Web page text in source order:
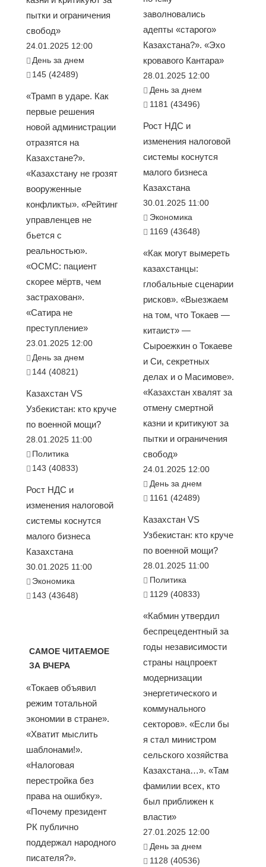
пытки и ограничения
свобод»
24.01.2025 12:00
День за днем
145 (42489)
«Трамп в ударе. Как
первые решения
новой администрации
отразятся на
Казахстане?».
«Казахстану не грозят
вооруженные
конфликты». «Рейтинг
управленцев не
бьется с
реальностью».
«ОСМС: пациент
скорее мёртв, чем
застрахован».
«Сатира не
преступление»
23.01.2025 12:00
День за днем
144 (40821)
Казахстан VS
Узбекистан: кто круче
по военной мощи?
28.01.2025 11:00
Политика
143 (40833)
Рост НДС и
изменения налоговой
системы коснутся
малого бизнеса
Казахстана
30.01.2025 11:00
Экономика
143 (43648)
САМОЕ ЧИТАЕМОЕ
ЗА ВЧЕРА
«Токаев объявил
режим тотальной
экономии в стране».
«Хватит мыслить
шаблонами!».
«Налоговая
перестройка без
права на ошибку».
«Почему президент
РК публично
поддержал народного
писателя?».
заволновались
адепты «старого»
Казахстана?». «Эхо
кровавого Кантара»
28.01.2025 12:00
День за днем
1181 (43496)
Рост НДС и
изменения налоговой
системы коснутся
малого бизнеса
Казахстана
30.01.2025 11:00
Экономика
1169 (43648)
«Как могут вымереть
казахстанцы:
глобальные сценарии
рисков». «Выезжаем
на том, что Токаев —
китаист» —
Сыроежкин о Токаеве
и Си, секретных
делах и о Масимове».
«Казахстан хвалят за
отмену смертной
казни и критикуют за
пытки и ограничения
свобод»
24.01.2025 12:00
День за днем
1161 (42489)
Казахстан VS
Узбекистан: кто круче
по военной мощи?
28.01.2025 11:00
Политика
1129 (40833)
«Кабмин утвердил
беспрецедентный за
годы независимости
страны нацпроект
модернизации
энергетического и
коммунального
секторов». «Если бы
я стал министром
сельского хозяйства
Казахстана…». «Там
фамилии всех, кто
был приближен к
власти»
27.01.2025 12:00
День за днем
1128 (40536)